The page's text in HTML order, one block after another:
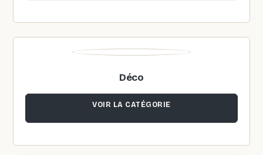
Déco
VOIR LA CATÉGORIE